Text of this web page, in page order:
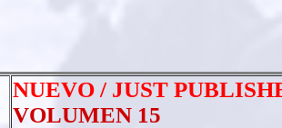
NUEVO / JUST
VOLUMEN 15